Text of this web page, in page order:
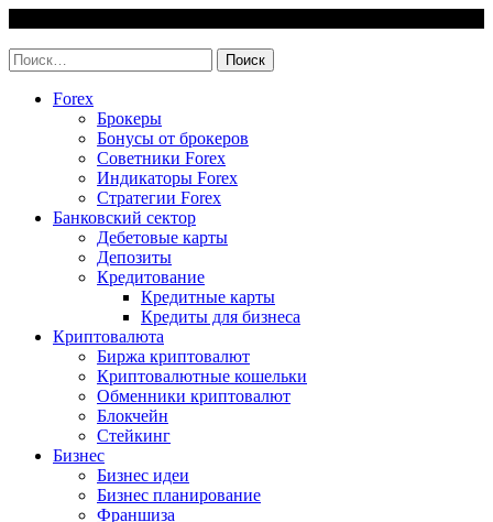
content
Найти:
Forex
Брокеры
Бонусы от брокеров
Советники Forex
Индикаторы Forex
Стратегии Forex
Банковский сектор
Дебетовые карты
Депозиты
Кредитование
Кредитные карты
Кредиты для бизнеса
Криптовалюта
Биржа криптовалют
Криптовалютные кошельки
Обменники криптовалют
Блокчейн
Стейкинг
Бизнес
Бизнес идеи
Бизнес планирование
Франшиза